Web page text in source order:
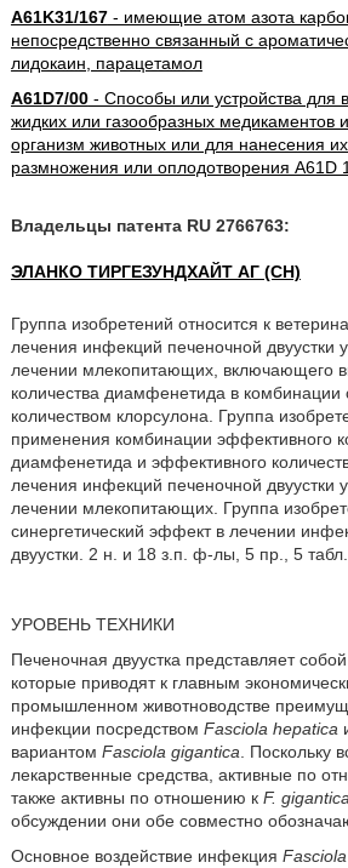
A61K31/167- имеющие атом азота
непосредственно связанный с
лидокаин, парацетамол
A61D7/00- Способы или устройства для
жидких или газообразных медикаментов
организм животных или для нанесения
размножения или оплодотворения
Владельцы патента RU 2766763:
ЭЛАНКО ТИРГЕЗУНДХАЙТ АГ (CH)
Группа изобретений относится к
лечения инфекций печеночной двуустки
лечении млекопитающих, включающего
количества диамфенетида в
количеством клорсулона. Группа
применения комбинации эффективного
диамфенетида и эффективного
лечения инфекций печеночной двуустки
лечении млекопитающих. Группа
синергетический эффект в лечении
двуустки. 2 н. и 18 з.п. ф-лы, 5 пр., 5 табл.
УРОВЕНЬ ТЕХНИКИ
Печеночная двуустка представляет
которые приводят к главным
промышленном животноводстве
инфекции посредством Fasciola hepatica
вариантом Fasciola gigantica . Поскольку
лекарственные средства, активные по
также активны по отношению кF. gigantica
обсуждении они обе совместно
Основное воздействие инфекция Fasciola